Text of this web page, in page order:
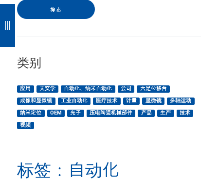
类别
应用 天文学 自动化、纳米自动化 公司
六足位移台
成像和显微镜
工业自动化 医疗技术 计量 显微镜
多轴运动
纳米定位
OEM 光子 压电陶瓷机械部件 产品 生产
技术
视频
标签：自动化